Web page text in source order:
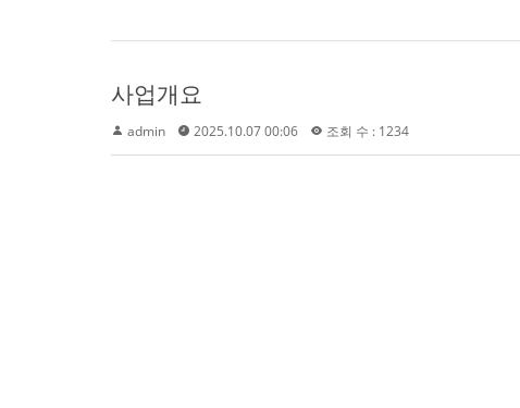
사업개요
admin 2025.10.07 00:06 조회 수 : 1234